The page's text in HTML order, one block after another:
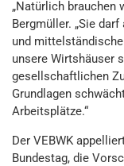
„Natürlich brauchen
Bergmüller. „Sie
und
unsere Wirtshäuser
gesellschaftlichen
Grundlagen
Arbeitsplätze.“
Der VEBWK
Bundestag, die